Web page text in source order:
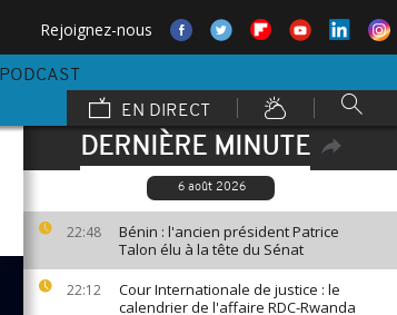
Rejoignez-nous
PODCAST
EN DIRECT
DERNIÈRE MINUTE
6 août 2026
22:48
Bénin : l'ancien président Patrice
Talon élu à la tête du Sénat
22:12
Cour Internationale de justice : le
calendrier de l'affaire RDC-Rwanda